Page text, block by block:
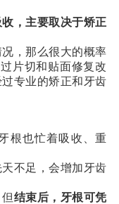
，主要取决于矫正
，那么很大的概率
片切和贴面修复改
专业的矫正和牙齿
根也忙着吸收、重
不足，会增加牙齿
结束后，牙根可凭